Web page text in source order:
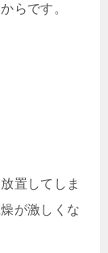
らです。
置してしま
が激しくな